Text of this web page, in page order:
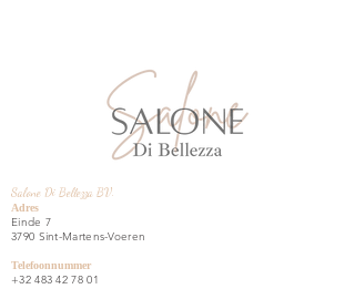
Salone Di Bellezza BV.​
Adres
Einde 7
3790 Sint-Martens-Voeren
Telefoonnummer
+32 483 42 78 01